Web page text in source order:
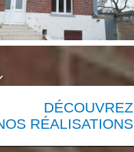
DÉCOUVREZ
RÉALISATIONS